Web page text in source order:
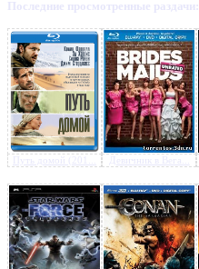
»
Последние просмотренные раздачи:
Путь домой (201... Девичник в Вега...